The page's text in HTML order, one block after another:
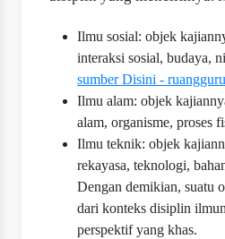
Ilmu sosial: objek
interaksi sosial, budaya,
sumber Disini -
Ilmu alam: objek
alam, organisme, proses
Ilmu teknik: objek
rekayasa, teknologi,
Dengan demikian, suatu
dari konteks disiplin
perspektif yang khas.